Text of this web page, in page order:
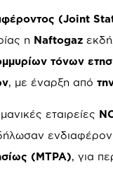
(Joint
η Naftogaz
τόνων
, με έναρξη από
εταιρείες
(MTPA), για